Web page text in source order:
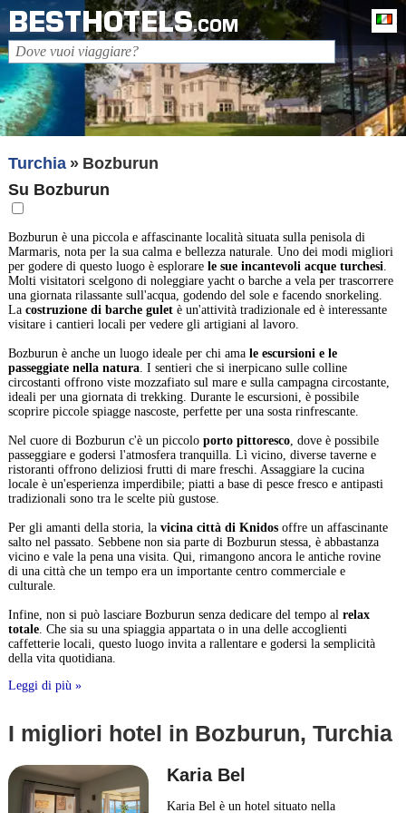
BESTHOTELS.COM
Turchia
Bozburun
Su Bozburun
Bozburun è una piccola e affascinante località situata sulla penisola di
Marmaris, nota per la sua calma e bellezza naturale. Uno dei modi migliori
per godere di questo luogo è esplorare le sue incantevoli acque turchesi.
Molti visitatori scelgono di noleggiare yacht o barche a vela per trascorrere
una giornata rilassante sull'acqua, godendo del sole e facendo snorkeling.
La costruzione di barche guletè un'attività tradizionale ed è interessante
visitare i cantieri locali per vedere gli artigiani al lavoro.
Bozburun è anche un luogo ideale per chi ama le escursioni e le
passeggiate nella natura. I sentieri che si inerpicano sulle colline
circostanti offrono viste mozzafiato sul mare e sulla campagna circostante,
ideali per una giornata di trekking. Durante le escursioni, è possibile
scoprire piccole spiagge nascoste, perfette per una sosta rinfrescante.
Nel cuore di Bozburun c'è un piccolo porto pittoresco, dove è possibile
passeggiare e godersi l'atmosfera tranquilla. Lì vicino, diverse taverne e
ristoranti offrono deliziosi frutti di mare freschi. Assaggiare la cucina
locale è un'esperienza imperdibile; piatti a base di pesce fresco e antipasti
tradizionali sono tra le scelte più gustose.
Per gli amanti della storia, la vicina città di Knidosoffre un affascinante
salto nel passato. Sebbene non sia parte di Bozburun stessa, è abbastanza
vicino e vale la pena una visita. Qui, rimangono ancora le antiche rovine
di una città che un tempo era un importante centro commerciale e
culturale.
Infine, non si può lasciare Bozburun senza dedicare del tempo al relax
totale. Che sia su una spiaggia appartata o in una delle accoglienti
caffetterie locali, questo luogo invita a rallentare e godersi la semplicità
della vita quotidiana.
Leggi di più »
I migliori hotel in Bozburun, Turchia
Karia Bel
Karia Bel è un hotel situato nella